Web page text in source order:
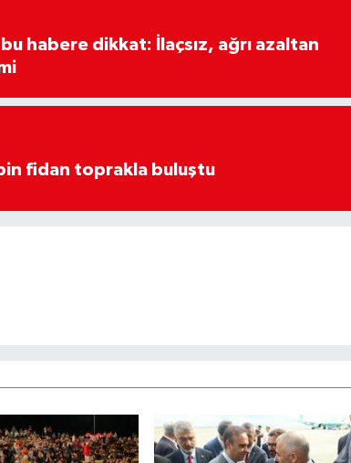
habere dikkat: İlaçsız, ağrı azaltan
fidan toprakla buluştu